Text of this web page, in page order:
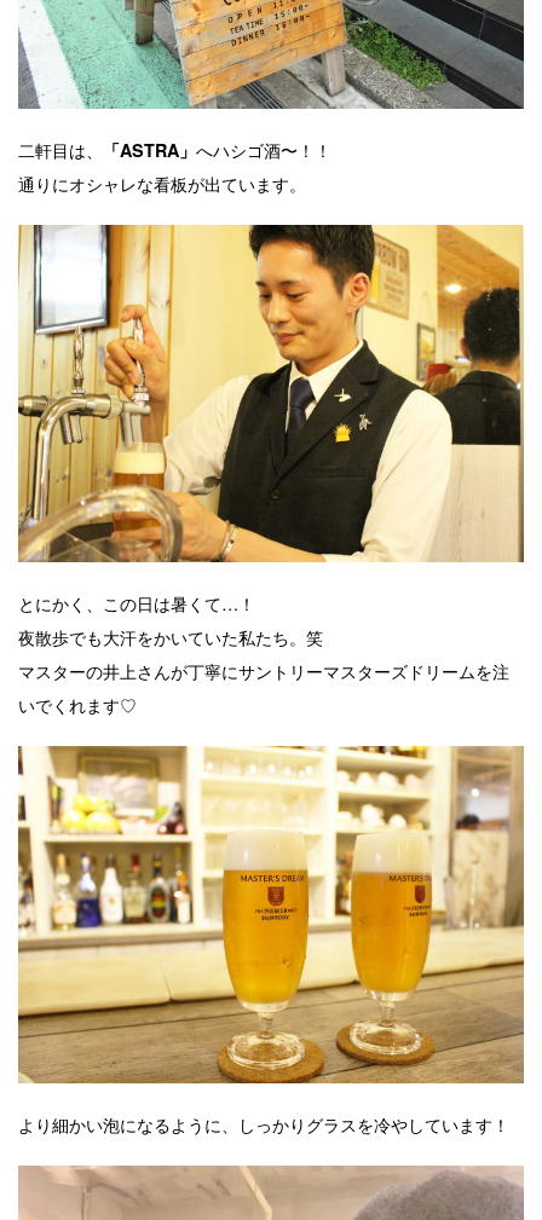
二軒目は、 「ASTRA」 へハシゴ酒〜！！
通りにオシャレな看板が出ています。
とにかく、この日は暑くて…！
夜散歩でも大汗をかいていた私たち。笑
マスターの井上さんが丁寧にサントリーマスターズドリームを注
いでくれます♡
より細かい泡になるように、しっかりグラスを冷やしています！